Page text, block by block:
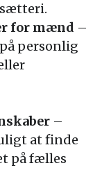
for mænd –
personlig
–
at finde
på fælles